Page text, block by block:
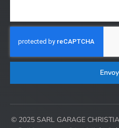
© 2025 SARL GARAGE